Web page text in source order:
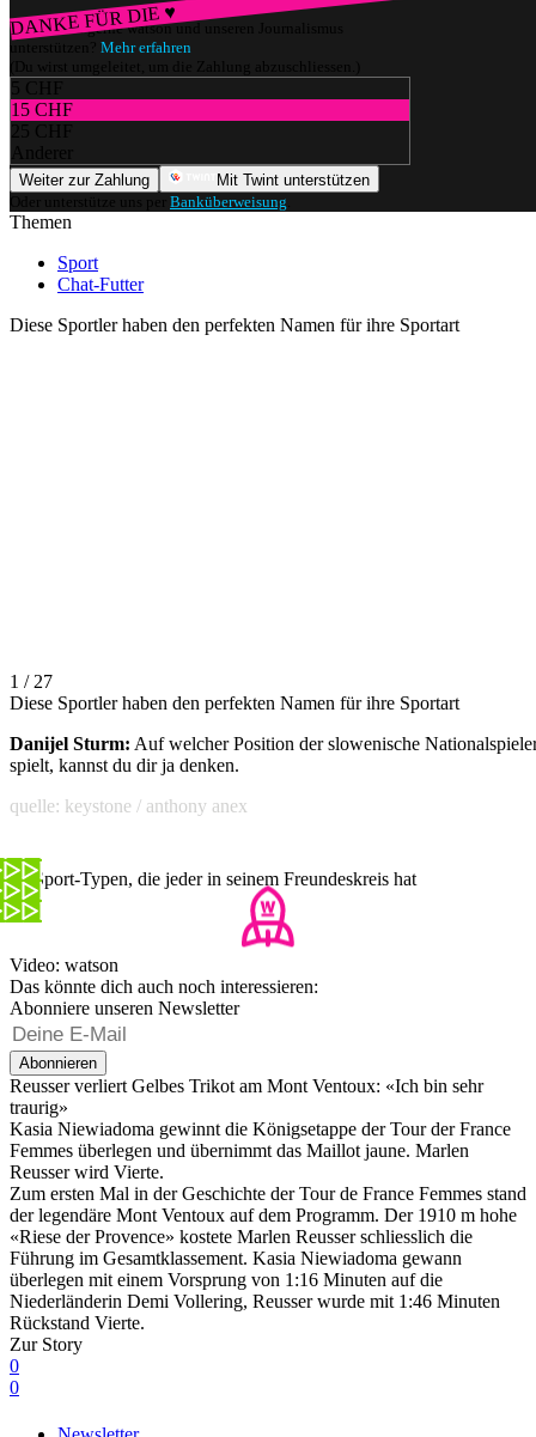
DANKE FÜR DIE ♥
Würdest du gerne watson und unseren Journalismus
unterstützen? Mehr erfahren
(Du wirst umgeleitet, um die Zahlung abzuschliessen.)
5 CHF
15 CHF
25 CHF
Anderer
Weiter zur Zahlung
Mit Twint unterstützen
Oder unterstütze uns per Banküberweisung
Themen
Sport
Chat-Futter
Diese Sportler haben den perfekten Namen für ihre Sportart
1 / 27
Diese Sportler haben den perfekten Namen für ihre Sportart
Danijel Sturm: Auf welcher Position der slowenische
spielt, kannst du dir ja denken.
quelle: keystone / anthony anex
14 Sport-Typen, die jeder in seinem Freundeskreis hat
Video: watson
Das könnte dich auch noch interessieren:
Abonniere unseren Newsletter
Abonnieren
Reusser verliert Gelbes Trikot am Mont Ventoux: «Ich bin sehr
traurig»
Kasia Niewiadoma gewinnt die Königsetappe der Tour der France
Femmes überlegen und übernimmt das Maillot jaune. Marlen
Reusser wird Vierte.
Zum ersten Mal in der Geschichte der Tour de France Femmes stand
der legendäre Mont Ventoux auf dem Programm. Der 1910 m hohe
«Riese der Provence» kostete Marlen Reusser schliesslich die
Führung im Gesamtklassement. Kasia Niewiadoma gewann
überlegen mit einem Vorsprung von 1:16 Minuten auf die
Niederländerin Demi Vollering, Reusser wurde mit 1:46 Minuten
Rückstand Vierte.
Zur Story
0
0